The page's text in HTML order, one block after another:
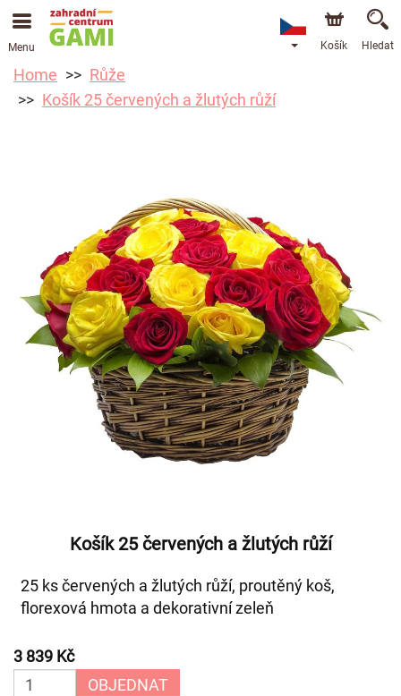
Menu Košík Hledat
Home
Růže
Košík 25 červených a žlutých růží
Košík 25 červených a žlutých růží
25 ks červených a žlutých růží, proutěný koš,
florexová hmota a dekorativní zeleň
3 839 Kč
OBJEDNAT